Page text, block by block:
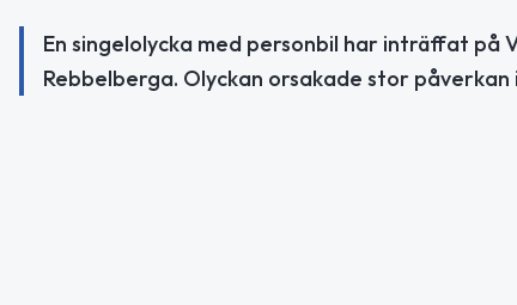
En singelolycka med personbil har inträffat på
Rebbelberga. Olyckan orsakade stor